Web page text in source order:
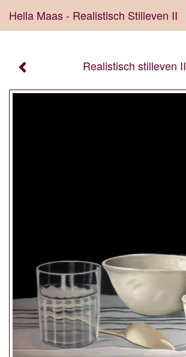
Hella Maas - Realistisch Stilleven II
Realistisch stilleven II